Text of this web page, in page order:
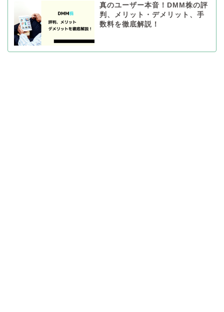
真のユーザー本音！DMM株の評
判、メリット・デメリット、手
数料を徹底解説！